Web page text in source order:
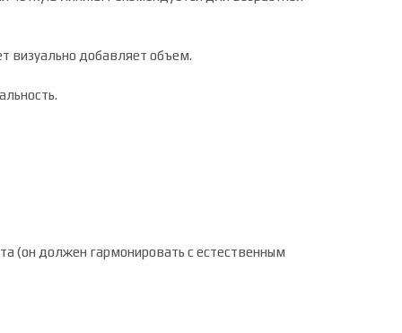
визуально добавляет объем.
(он должен гармонировать с естественным